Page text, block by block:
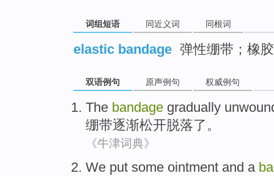
词组短语 同近义词 同根词
elastic bandage 弹性绷带；橡
双语例句 原声例句 权威例句
The bandage gradually
绷带逐渐松开脱落了 。
《牛津词典》
We put some ointment and a